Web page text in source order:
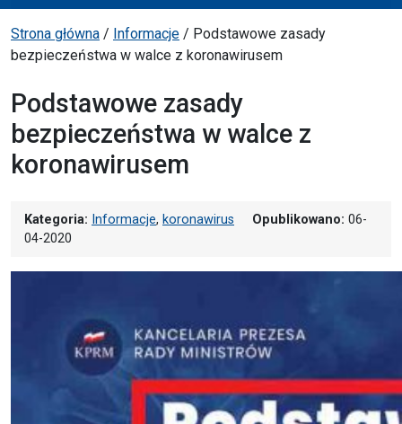
Ścieżka powrotu
Strona główna / Informacje / Podstawowe zasady
bezpieczeństwa w walce z koronawirusem
Podstawowe zasady
bezpieczeństwa w walce z
koronawirusem
Kategoria: Informacje, koronawirus Opublikowano: 06-
04-2020